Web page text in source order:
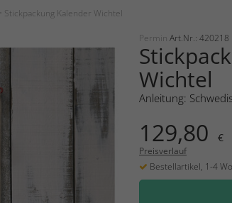
> Stickpackung Kalender Wichtel
Permin Art.Nr.: 420218
Wichtel
Anleitung:
129,80 €
Preisverlauf
Bestellartikel, 1-4